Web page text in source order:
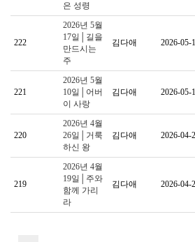
은 성령
222
2026년 5월
17일│길을
만드시는
주
김다애 2026-05-
221
2026년 5월
10일│어버
이 사랑
김다애 2026-05-
220
2026년 4월
26일│거룩
하신 왕
김다애 2026-04-
219
2026년 4월
19일│주와
함께 가리
라
김다애 2026-04-